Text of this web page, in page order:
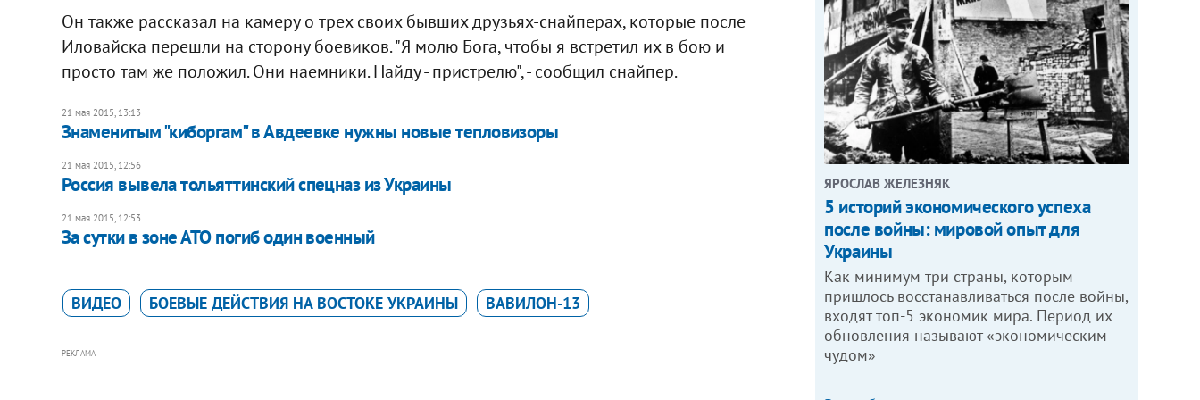
Он также рассказал на камеру о трех своих бывших друзьях-снайперах, которые после
Иловайска перешли на сторону боевиков. "Я молю Бога, чтобы я встретил их в бою и
просто там же положил. Они наемники. Найду - пристрелю", - сообщил снайпер.
21 мая 2015, 13:13
Знаменитым "киборгам" в Авдеевке нужны новые тепловизоры
21 мая 2015, 12:56
Россия вывела тольяттинский спецназ из Украины
21 мая 2015, 12:53
За сутки в зоне АТО погиб один военный
ВИДЕО БОЕВЫЕ ДЕЙСТВИЯ НА ВОСТОКЕ УКРАИНЫ ВАВИЛОН-13
РЕКЛАМА
ЯРОСЛАВ ЖЕЛЕЗНЯК
5 историй экономического успеха
после войны: мировой опыт для
Украины
Как минимум три страны, которым
пришлось восстанавливаться после войны,
входят топ-5 экономик мира. Период их
обновления называют «экономическим
чудом»